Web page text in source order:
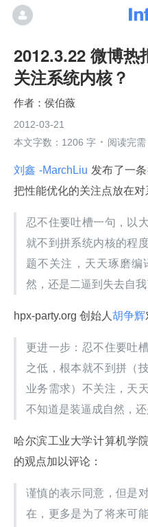
2012.3.22 微博热
关注系统内核？
侯伯薇
2012-03-21
本文字数：1206 字
阅读完
刘鑫 -MarchLiu 发布了一条
把性能优化的关注点放在对
忍不住要吐槽一句，以
就不到拼系统内核的程
题不关注，天天琢磨编
然，还是二逼到失去自我
hpx-party.org 创始人 胡争辉
更进一步：忍不住要吐
之低，根本就不到拼（
业务需求）不关注，天
不知道是装逼成自然，还
哈尔滨工业大学计算机学
的观点加以评论：
谨慎的表示同意，但是
在，更多是为了将来可